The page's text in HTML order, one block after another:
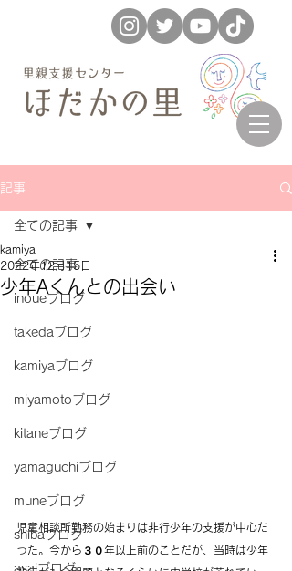
記事
全ての記事
inoueブログ
takedaブログ
kamiyaブログ
miyamotoブログ
kitaneブログ
yamaguchiブログ
muneブログ
shibaブログ
asaiブログ
全ての記事
少年Aくんとの出会い
kamiya
2022年12月15日
児童相談所勤務の始まりは非行少年の支援が中心だ
った。今から３０年以上前のことだが、当時は少年